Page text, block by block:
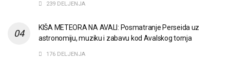
239 DELJENJA
KIŠA METEORA NA AVALI: Posmatranje Perseida uz
astronomiju, muziku i zabavu kod Avalskog tornja
176 DELJENJA